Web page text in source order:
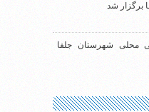
برگزار شد
محلی شهرستان جلفا